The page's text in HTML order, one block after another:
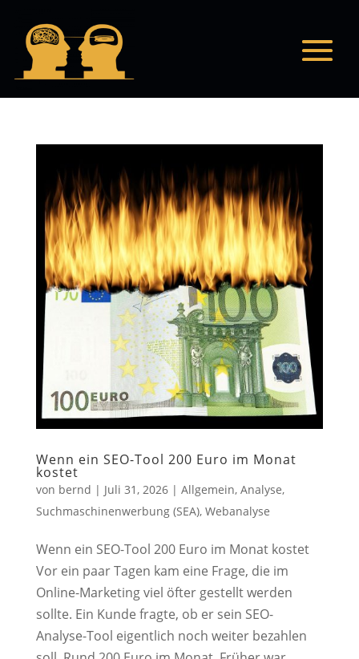
Wenn ein SEO-Tool 200 Euro im Monat
kostet
von bernd | Juli 31, 2026| Allgemein, Analyse,
Suchmaschinenwerbung (SEA), Webanalyse
Wenn ein SEO-Tool 200 Euro im Monat kostet
Vor ein paar Tagen kam eine Frage, die im
Online-Marketing viel öfter gestellt werden
sollte. Ein Kunde fragte, ob er sein SEO-
Analyse-Tool eigentlich noch weiter bezahlen